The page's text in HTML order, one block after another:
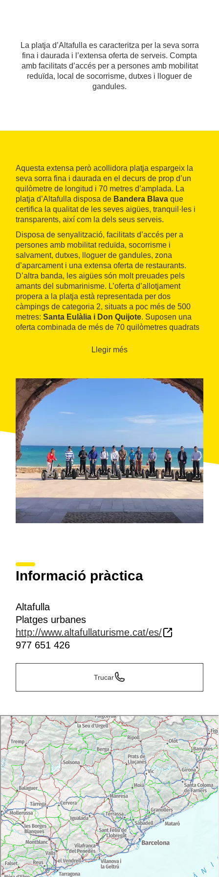
La platja d’Altafulla es caracteritza per la seva sorra
fina i daurada i l’extensa oferta de serveis. Compta
amb facilitats d’accés per a persones amb mobilitat
reduïda, local de socorrisme, dutxes i lloguer de
gandules.
Aquesta extensa però acollidora platja espargeix la
seva sorra fina i daurada en el decurs de prop d’un
quilòmetre de longitud i 70 metres d’amplada. La
platja d’Altafulla disposa de Bandera Blava que
certifica la qualitat de les seves aigües, tranquil·les i
transparents, així com la dels seus serveis.
Disposa de senyalització, facilitats d’accés per a
persones amb mobilitat reduïda, socorrisme i
salvament, dutxes, lloguer de gandules, zona
d’aparcament i una extensa oferta de restaurants.
D’altra banda, les aigües són molt preuades pels
amants del submarinisme. L’oferta d’allotjament
propera a la platja està representada per dos
càmpings de categoria 2, situats a poc més de 500
metres: Santa Eulàlia i Don Quijote. Suposen una
oferta combinada de més de 70 quilòmetres quadrats
de cafeteria, lleure i pràctica d’esports com l’hípica.
voltants delcastell d’Altafulla
, una construcció
fortificada del segle XVII considerada Bé d’Interès
Cultural.
Llegir més
Informació pràctica
Altafulla
Platges urbanes
http://www.altafullaturisme.cat/es/
977 651 426
Trucar